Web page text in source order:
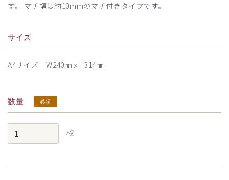
す。 マチ幅は約10mmのマチ付きタイプです。
サイズ
A4サイズ W240㎜ｘH314㎜
数量 必須